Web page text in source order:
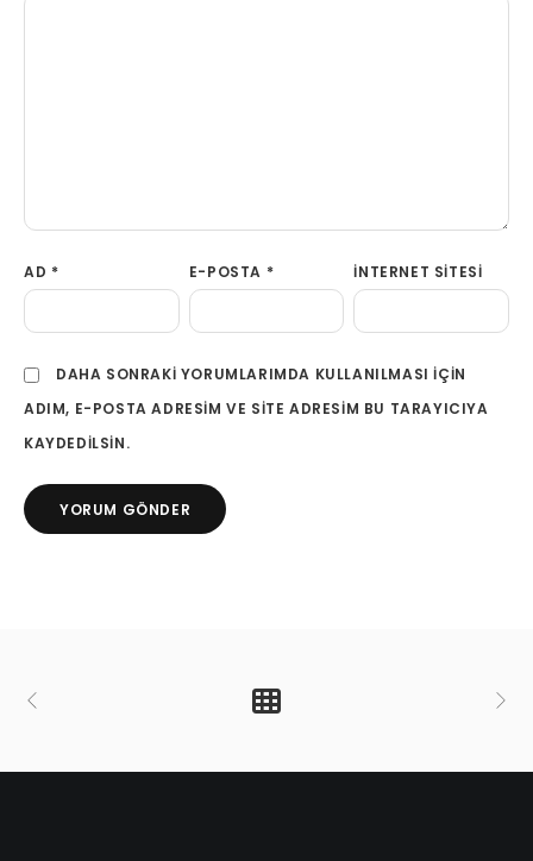
AD * E-POSTA * İNTERNET SITESI
DAHA SONRAKI YORUMLARIMDA KULLANILMASI IÇIN
ADIM, E-POSTA ADRESIM VE SITE ADRESIM BU TARAYICIYA
KAYDEDILSIN.